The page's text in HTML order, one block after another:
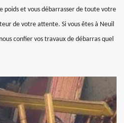
poids et vous débarrasser de toute votre
de votre attente. Si vous êtes à Neuil
confier vos travaux de débarras quel